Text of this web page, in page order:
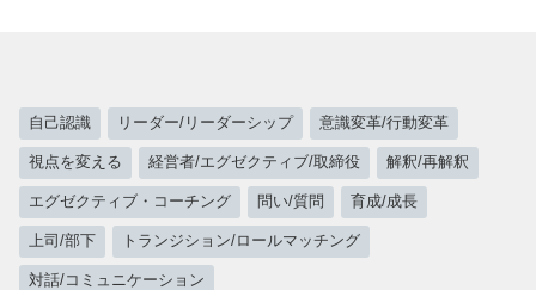
自己認識 リーダー/リーダーシップ 意識変革/行動変革
視点を変える 経営者/エグゼクティブ/取締役 解釈/再解釈
エグゼクティブ・コーチング 問い/質問 育成/成長
上司/部下 トランジション/ロールマッチング
対話/コミュニケーション